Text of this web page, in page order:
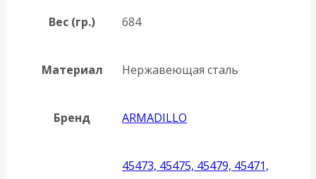
Вес (гр.) 684
Материал Нержавеющая сталь
Бренд ARMADILLO
45473, 45475, 45479, 45471,